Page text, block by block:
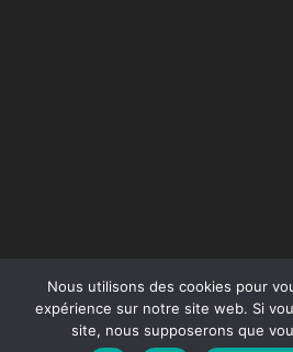
Nous utilisons des cookies pour
expérience sur notre site web. Si
site, nous supposerons que